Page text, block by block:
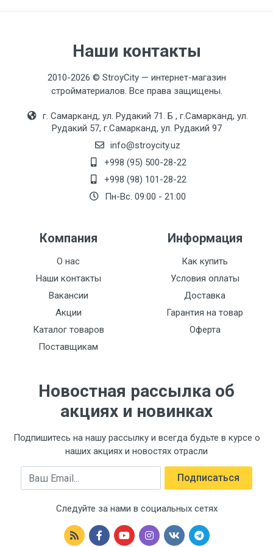
F34101-1 (gayka)
Oq
Seramika patronlari
Наши контакты
2010-2026 © StroyCity — интернет-магазин
стройматериалов. Все права защищены.
г. Самарканд, ул. Рудакий 71. Б , г.Самарканд, ул.
Рудакий 57, г.Самарканд, ул. Рудакий 97
info@stroycity.uz
+998 (95) 500-28-22
+998 (98) 101-28-22
Пн-Вс. 09:00 - 21:00
Компания
О нас
Наши контакты
Вакансии
Акции
Каталог товаров
Поставщикам
Информация
Как купить
Условия оплаты
Доставка
Гарантия на товар
Оферта
Новостная рассылка об
акциях и новинках
Подпишитесь на нашу рассылку и всегда будьте в курсе о
наших акциях и новостях отрасли
Email Подписаться
Следуйте за нами в социальных сетях